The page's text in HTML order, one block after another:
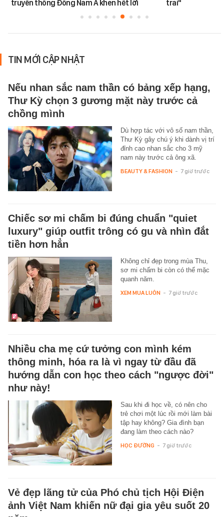
truyền thông Đông Nam Á khen hết lời
trai"
TIN MỚI CẬP NHẬT
Nếu nhan sắc nam thần có bảng xếp hạng,
Thư Kỳ chọn 3 gương mặt này trước cả
chồng mình
Dù hợp tác với vô số nam thần,
Thư Kỳ gây chú ý khi dành vị trí
đỉnh cao nhan sắc cho 3 mỹ
nam này trước cả ông xã.
BEAUTY & FASHION - 7 giờ trước
Chiếc sơ mi chấm bi đúng chuẩn "quiet
luxury" giúp outfit trông có gu và nhìn đắt
tiền hơn hẳn
Không chỉ đẹp trong mùa Thu,
sơ mi chấm bi còn có thể mặc
quanh năm.
XEM MUA LUÔN - 7 giờ trước
Nhiều cha mẹ cứ tưởng con mình kém
thông minh, hóa ra là vì ngay từ đầu đã
hướng dẫn con học theo cách "ngược đời"
như này!
Sau khi đi học về, có nên cho
trẻ chơi một lúc rồi mới làm bài
tập hay không? Gia đình bạn
đang làm theo cách nào?
HỌC ĐƯỜNG - 7 giờ trước
Vẻ đẹp lãng tử của Phó chủ tịch Hội Điện
ảnh Việt Nam khiến nữ đại gia yêu suốt 20